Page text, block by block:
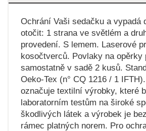
Ochrání Vaši sedačku a vypadá
otočit: 1 strana ve světlém a
provedení. S lemem. Laserové
kosočtverců. Povlaky na opěrky
samostatně v sadě 2 kusů.
Oeko-Tex (n° CQ 1216 / 1
označuje textilní výrobky, které
laboratorním testům na široké
škodlivých látek a výrobek je
rámec platných norem. Pro